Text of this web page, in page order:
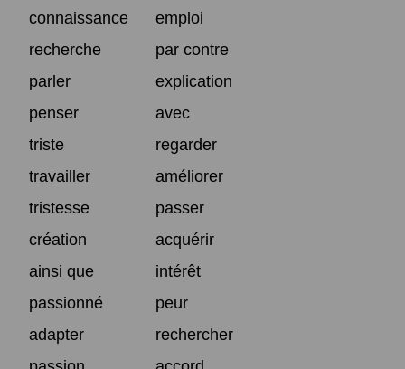
connaissance
emploi
recherche
par contre
parler
explication
penser
avec
triste
regarder
travailler
améliorer
tristesse
passer
création
acquérir
ainsi que
intérêt
passionné
peur
adapter
rechercher